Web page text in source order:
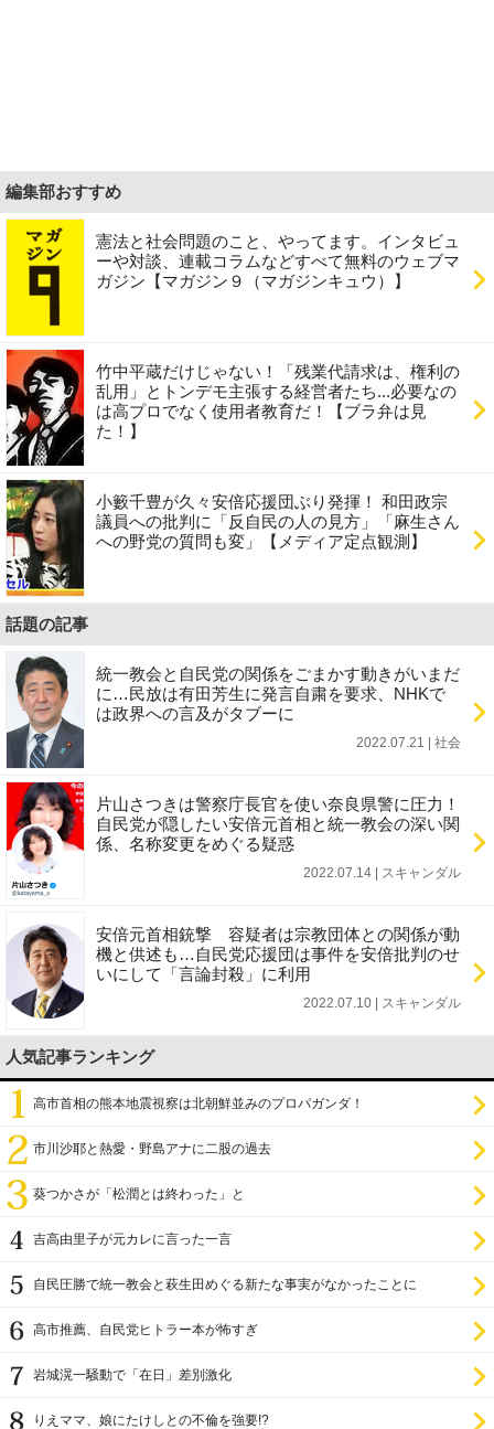
編集部おすすめ
憲法と社会問題のこと、やってます。インタビュ
ーや対談、連載コラムなどすべて無料のウェブマ
ガジン【マガジン９（マガジンキュウ）】
竹中平蔵だけじゃない！「残業代請求は、権利の
乱用」とトンデモ主張する経営者たち...必要なの
は高プロでなく使用者教育だ！【ブラ弁は見
た！】
小籔千豊が久々安倍応援団ぶり発揮！ 和田政宗
議員への批判に「反自民の人の見方」「麻生さん
への野党の質問も変」【メディア定点観測】
話題の記事
統一教会と自民党の関係をごまかす動きがいまだ
に…民放は有田芳生に発言自粛を要求、NHKで
は政界への言及がタブーに
2022.07.21 | 社会
片山さつきは警察庁長官を使い奈良県警に圧力！
自民党が隠したい安倍元首相と統一教会の深い関
係、名称変更をめぐる疑惑
2022.07.14 | スキャンダル
安倍元首相銃撃 容疑者は宗教団体との関係が動
機と供述も…自民党応援団は事件を安倍批判のせ
いにして「言論封殺」に利用
2022.07.10 | スキャンダル
人気記事ランキング
高市首相の熊本地震視察は北朝鮮並みのプロパガンダ！
市川沙耶と熱愛・野島アナに二股の過去
葵つかさが「松潤とは終わった」と
吉高由里子が元カレに言った一言
自民圧勝で統一教会と萩生田めぐる新たな事実がなかったことに
高市推薦、自民党ヒトラー本が怖すぎ
岩城滉一騒動で「在日」差別激化
りえママ、娘にたけしとの不倫を強要!?